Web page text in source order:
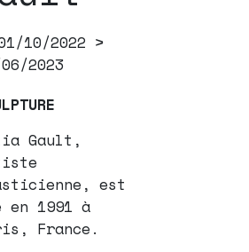
10/2022 >
2023
Gault,
est
en 1991 à
France.